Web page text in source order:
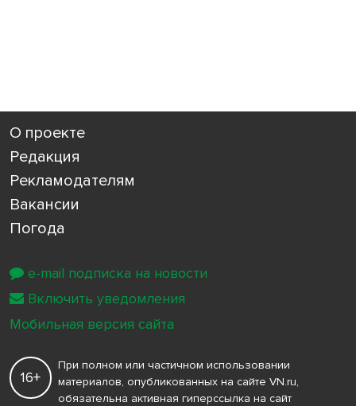
О проекте
Редакция
Рекламодателям
Вакансии
Погода
16+
При полном или частичном использовании
материалов, опубликованных на сайте VN.ru,
обязательна активная гиперссылка на сайт
e-mail подписка на новости
Включить уведомления
Мобильная версия сайта